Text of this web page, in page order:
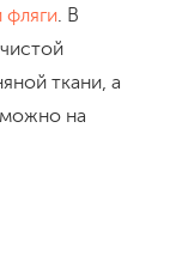
фляги. В
ткани, а
на